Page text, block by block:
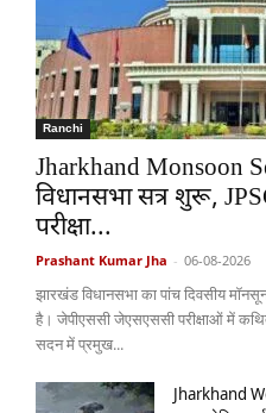
Ranchi
Jharkhand Monsoon
विधानसभा सत्र शुरू,
परीक्षा...
Prashant Kumar Jha - 06-08-2026
झारखंड विधानसभा का पांच दिवसीय
है। जेपीएससी जेएसएससी परीक्षाओं में
सदन में प्रमुख...
Jharkhand